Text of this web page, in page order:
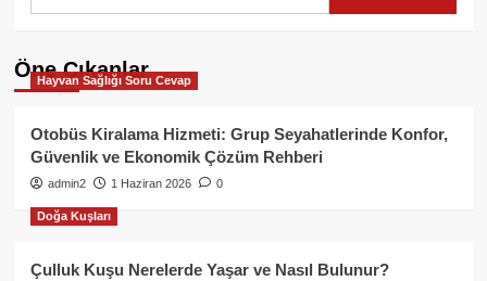
Öne Çıkanlar
Hayvan Sağlığı Soru Cevap
Otobüs Kiralama Hizmeti: Grup Seyahatlerinde Konfor,
Güvenlik ve Ekonomik Çözüm Rehberi
admin2 1 Haziran 2026 0
Doğa Kuşları
Çulluk Kuşu Nerelerde Yaşar ve Nasıl Bulunur?